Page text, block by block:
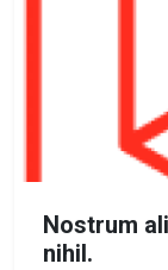
Nostrum
nihil.